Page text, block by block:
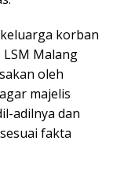
korban
LSM Malang
oleh
majelis
adilnya dan
fakta